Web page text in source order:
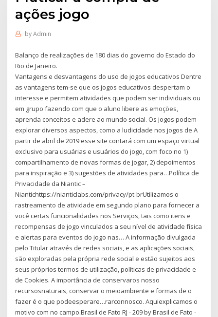
ações jogo
byAdmin
Balanço de realizações de 180 dias do governo do Estado do
Rio de Janeiro.
Vantagens e desvantagens do uso de jogos educativos Dentre
as vantagens tem-se que os jogos educativos despertam o
interesse e permitem atividades que podem ser individuais ou
em grupo fazendo com que o aluno libere as emoções,
aprenda conceitos e adere ao mundo social. Os jogos podem
explorar diversos aspectos, como a ludicidade nos jogos de A
partir de abril de 2019 esse site contará com um espaço virtual
exclusivo para usuárias e usuários do jogo, com foco no 1)
compartilhamento de novas formas de jogar, 2) depoimentos
para inspiração e 3) sugestões de atividades para…Política de
Privacidade da Niantic –
Niantichttps://nianticlabs.com/privacy/pt-brUtilizamos o
rastreamento de atividade em segundo plano para fornecer a
você certas funcionalidades nos Serviços, tais como itens e
recompensas de jogo vinculados a seu nível de atividade física
e alertas para eventos do jogo nas… A informação divulgada
pelo Titular através de redes sociais, e as aplicações sociais,
são exploradas pela própria rede social e estão sujeitos aos
seus próprios termos de utilização, políticas de privacidade e
de Cookies. A importância de conservaros nosso
recursosnaturais, conservar o meioambiente e formas de o
fazer é o que podeesperare…rarconnosco. Aquiexplicamos o
motivo com no campo.Brasil de Fato RJ - 209 by Brasil de Fato -